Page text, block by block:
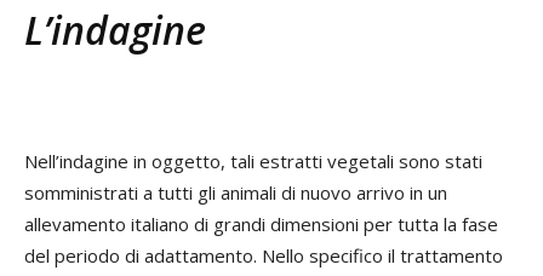
L’indagine
Nell’indagine in oggetto, tali estratti vegetali sono stati
somministrati a tutti gli animali di nuovo arrivo in un
allevamento italiano di grandi dimensioni per tutta la fase
del periodo di adattamento. Nello specifico il trattamento